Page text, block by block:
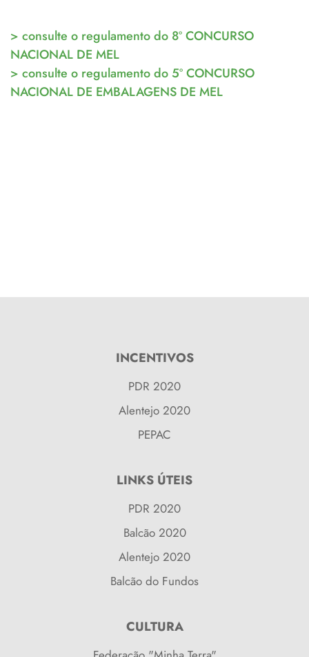
> consulte o regulamento do 8º CONCURSO
NACIONAL DE MEL
> consulte o regulamento do 5º CONCURSO
NACIONAL DE EMBALAGENS DE MEL
INCENTIVOS
PDR 2020
Alentejo 2020
PEPAC
LINKS ÚTEIS
PDR 2020
Balcão 2020
Alentejo 2020
Balcão do Fundos
CULTURA